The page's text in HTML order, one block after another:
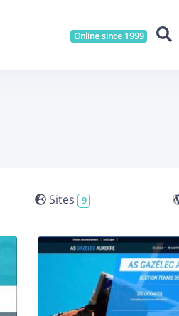
Online since 1999
Sites 9